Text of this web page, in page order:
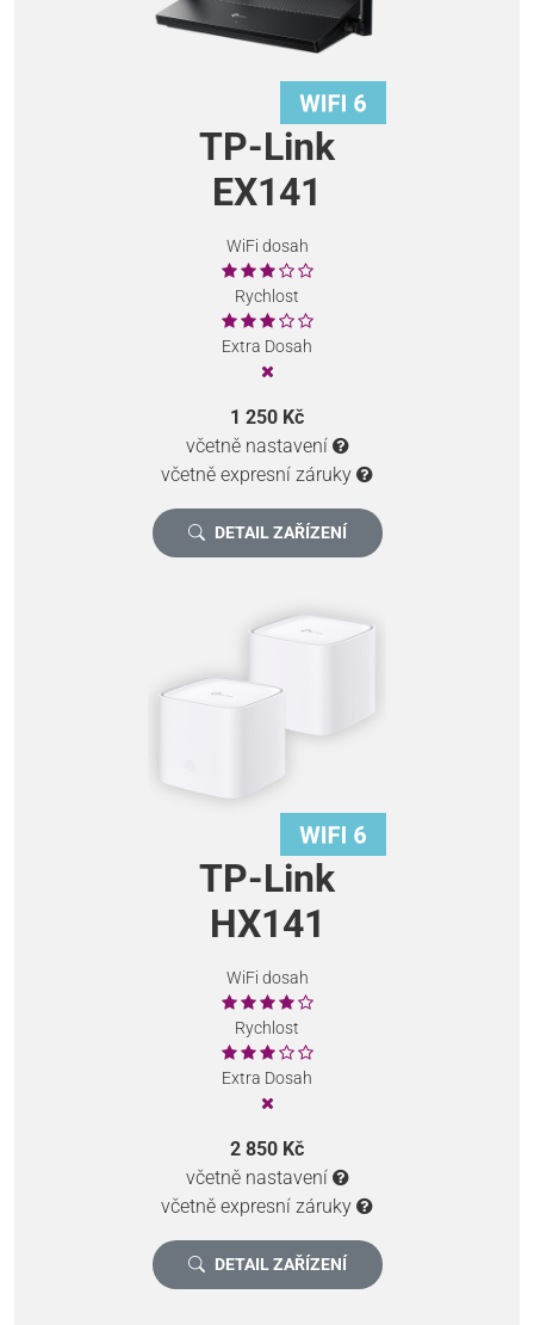
TP-Link
EX141
WiFi dosah
Rychlost
Extra Dosah
1 250 Kč
včetně nastavení
včetně expresní záruky
DETAIL ZAŘÍZENÍ
TP-Link
HX141
WiFi dosah
Rychlost
Extra Dosah
2 850 Kč
včetně nastavení
včetně expresní záruky
DETAIL ZAŘÍZENÍ